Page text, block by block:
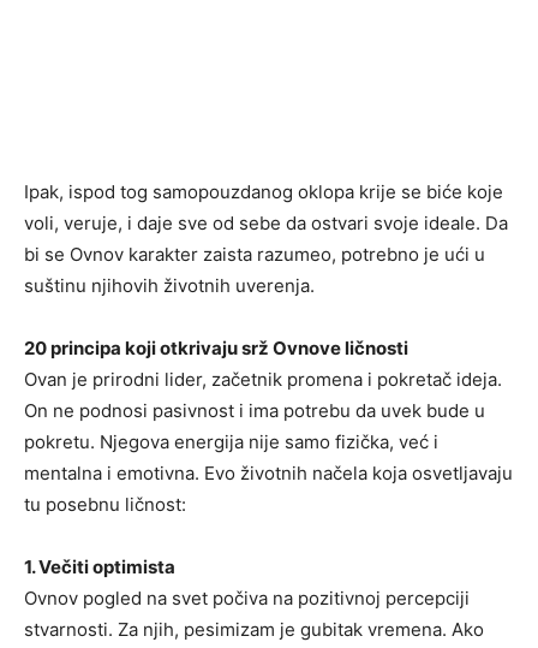
Ipak, ispod tog samopouzdanog oklopa krije se biće koje
voli, veruje, i daje sve od sebe da ostvari svoje ideale. Da
bi se Ovnov karakter zaista razumeo, potrebno je ući u
suštinu njihovih životnih uverenja.
20 principa koji otkrivaju srž Ovnove ličnosti
Ovan je prirodni lider, začetnik promena i pokretač ideja.
On ne podnosi pasivnost i ima potrebu da uvek bude u
pokretu. Njegova energija nije samo fizička, već i
mentalna i emotivna. Evo životnih načela koja osvetljavaju
tu posebnu ličnost:
1. Večiti optimista
Ovnov pogled na svet počiva na pozitivnoj percepciji
stvarnosti. Za njih, pesimizam je gubitak vremena. Ako